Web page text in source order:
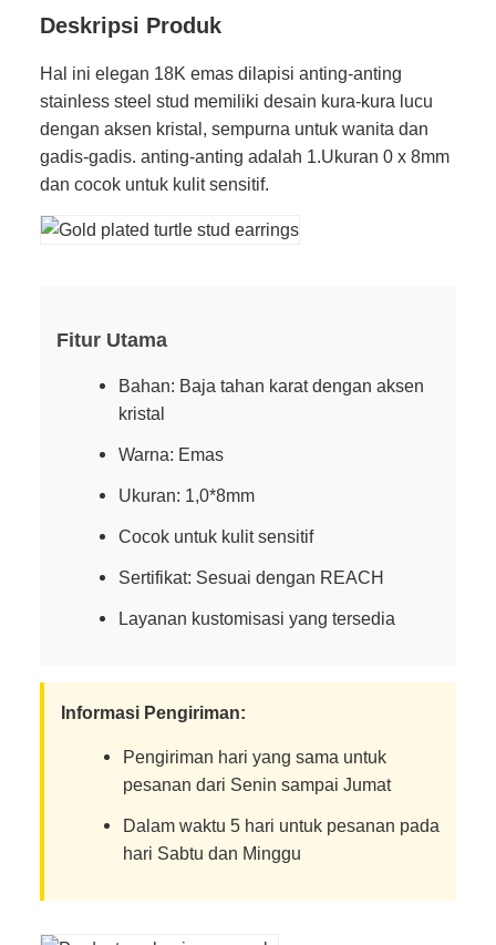
Deskripsi Produk
Hal ini elegan 18K emas dilapisi anting-anting
stainless steel stud memiliki desain kura-kura lucu
dengan aksen kristal, sempurna untuk wanita dan
gadis-gadis. anting-anting adalah 1.Ukuran 0 x 8mm
dan cocok untuk kulit sensitif.
Fitur Utama
Bahan: Baja tahan karat dengan aksen
kristal
Warna: Emas
Ukuran: 1,0*8mm
Cocok untuk kulit sensitif
Sertifikat: Sesuai dengan REACH
Layanan kustomisasi yang tersedia
Informasi Pengiriman:
Pengiriman hari yang sama untuk
pesanan dari Senin sampai Jumat
Dalam waktu 5 hari untuk pesanan pada
hari Sabtu dan Minggu